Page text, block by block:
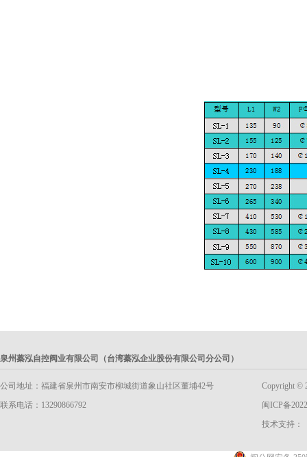
泉州蓁泓自控阀业有限公司（台湾蓁泓企业股份有限公司分公司）
公司地址：福建省泉州市南安市柳城街道象山社区董埔42号
联系电话：13290866792
Copyright ©
闽ICP备
技术支持：